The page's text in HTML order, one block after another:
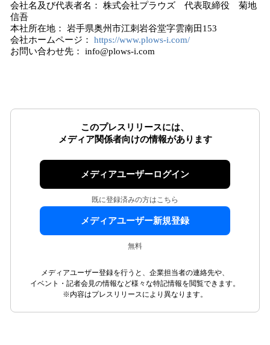
会社名及び代表者名： 株式会社プラウズ 代表取締役 菊地
信吾
本社所在地： 岩手県奥州市江刺岩谷堂字雲南田153
会社ホームページ： https://www.plows-i.com/
お問い合わせ先： info@plows-i.com
このプレスリリースには、
メディア関係者向けの情報があります
メディアユーザーログイン
既に登録済みの方はこちら
メディアユーザー新規登録
無料
メディアユーザー登録を行うと、企業担当者の連絡先や、
イベント・記者会見の情報など様々な特記情報を閲覧できます。
※内容はプレスリリースにより異なります。